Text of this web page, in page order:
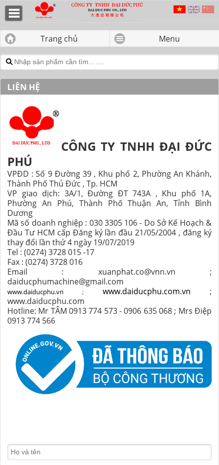
Liên hệ - CÔNG TY TNHH ĐẠI
ĐỨC PHÚ
Trang chủ Menu
LIÊN HỆ
CÔNG TY TNHH ĐẠI ĐỨC
PHÚ
VPĐD : Số 9 Đường 39 , Khu phố 2, Phường An Khánh,
Thành Phố Thủ Đức , Tp. HCM
VP giao dịch: 3A/1, Đường ĐT 743A , Khu phố 1A,
Phường An Phú, Thành Phố Thuận An, Tỉnh Bình
Dương
Mã số doanh nghiệp : 030 3305 106 - Do Sở Kế Hoạch &
Đầu Tư HCM cấp Đăng ký lần đầu 21/05/2004 , đăng ký
thay đổi lần thứ 4 ngày 19/07/2019
Tel : (0274) 3728 015 -17
Fax : (0274) 3728 016
Email : xuanphat.co@vnn.vn ;
daiducphumachine@gmail.com
www.daiducphu.vn ; www.daiducphu.com.vn ;
www.daiducphu.com
Hotline: Mr TÂM 0913 774 573 - 0906 635 068 ; Mrs Điệp
0913 774 566